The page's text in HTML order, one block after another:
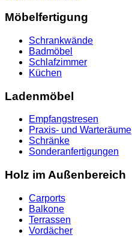
Möbelfertigung
Schrankwände
Badmöbel
Schlafzimmer
Küchen
Ladenmöbel
Empfangstresen
Praxis- und Warteräume
Schränke
Sonderanfertigungen
Holz im Außenbereich
Carports
Balkone
Terrassen
Vordächer